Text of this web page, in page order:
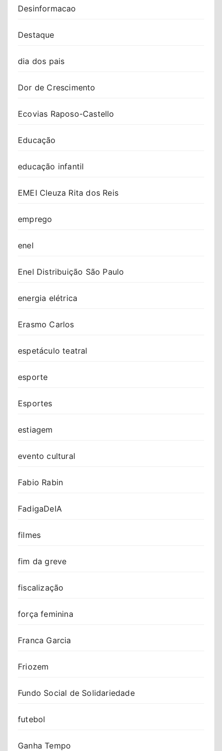
Desinformacao
Destaque
dia dos pais
Dor de Crescimento
Ecovias Raposo-Castello
Educação
educação infantil
EMEI Cleuza Rita dos Reis
emprego
enel
Enel Distribuição São Paulo
energia elétrica
Erasmo Carlos
espetáculo teatral
esporte
Esportes
estiagem
evento cultural
Fabio Rabin
FadigaDeIA
filmes
fim da greve
fiscalização
força feminina
Franca Garcia
Friozem
Fundo Social de Solidariedade
futebol
Ganha Tempo